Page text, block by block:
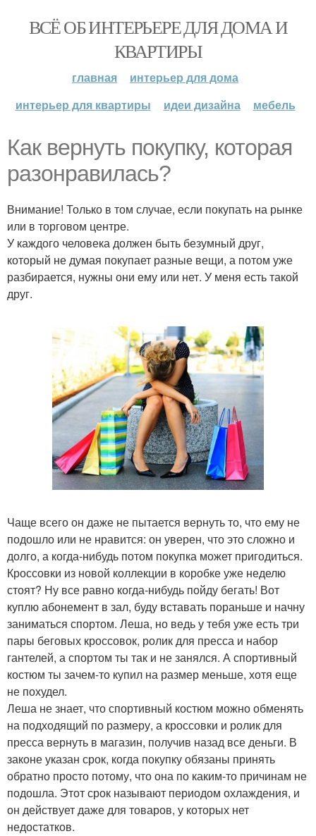
ВСЁ ОБ ИНТЕРЬЕРЕ ДЛЯ ДОМА И
КВАРТИРЫ
главная
интерьер для дома
интерьер для квартиры
идеи дизайна мебель
Как вернуть покупку, которая
разонравилась?
Внимание! Только в том случае, если покупать на рынке
или в торговом центре.
У каждого человека должен быть безумный друг,
который не думая покупает разные вещи, а потом уже
разбирается, нужны они ему или нет. У меня есть такой
друг.
Чаще всего он даже не пытается вернуть то, что ему не
подошло или не нравится: он уверен, что это сложно и
долго, а когда-нибудь потом покупка может пригодиться.
Кроссовки из новой коллекции в коробке уже неделю
стоят? Ну все равно когда-нибудь пойду бегать! Вот
куплю абонемент в зал, буду вставать пораньше и начну
заниматься спортом. Леша, но ведь у тебя уже есть три
пары беговых кроссовок, ролик для пресса и набор
гантелей, а спортом ты так и не занялся. А спортивный
костюм ты зачем-то купил на размер меньше, хотя еще
не похудел.
Леша не знает, что спортивный костюм можно обменять
на подходящий по размеру, а кроссовки и ролик для
пресса вернуть в магазин, получив назад все деньги. В
законе указан срок, когда покупку обязаны принять
обратно просто потому, что она по каким-то причинам не
подошла. Этот срок называют периодом охлаждения, и
он действует даже для товаров, у которых нет
недостатков.